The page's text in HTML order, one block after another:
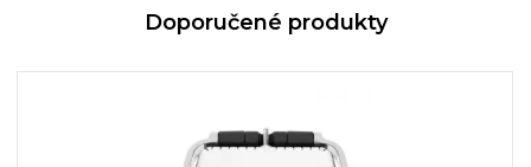
Doporučené produkty